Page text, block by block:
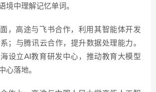
境中理解记忆单词。
，高途与飞书合作，利用其智能体开发
；与腾讯云合作，提升数据处理能力。
设立AI教育研发中心，推动教育大模型
心落地。